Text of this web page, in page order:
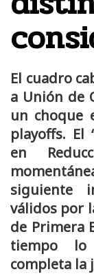
El cuadro
a Unión de
un choque
playoffs. El
en
siguiente
válidos por
de Primera
tiempo lo
completa la